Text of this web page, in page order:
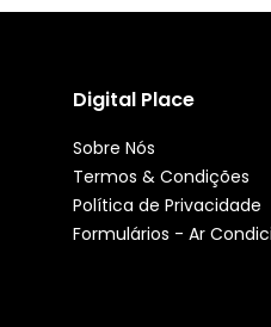
Digital Place
Sobre Nós
Termos & Condições
Política de Privacidade
Formulários - Ar